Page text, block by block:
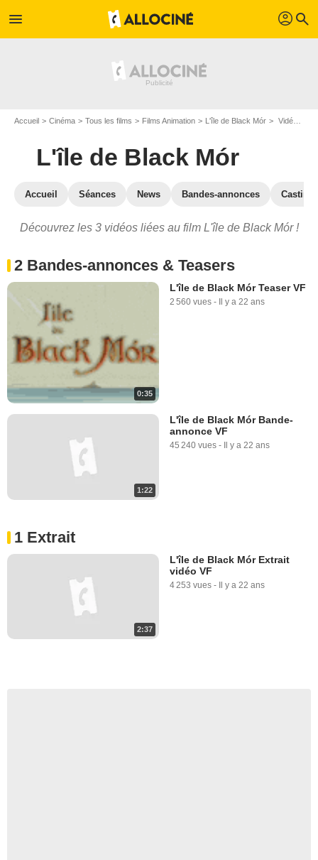
menu profil search
Accueil Cinéma Tous les films Films Animation L'île de Black Mór Vidéos du film L'île de Black Mór
L'île de Black Mór
Accueil Séances News Bandes-annonces Casting
Découvrez les 3 vidéos liées au film L'île de Black Mór !
2 Bandes-annonces & Teasers
0:35
L'île de Black Mór Teaser VF
2 560 vues - Il y a 22 ans
1:22
L'île de Black Mór Bande-
annonce VF
45 240 vues - Il y a 22 ans
1 Extrait
2:37
L'île de Black Mór Extrait
vidéo VF
4 253 vues - Il y a 22 ans